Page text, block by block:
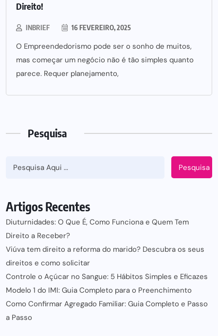
Direito!
INBRIEF 16 FEVEREIRO, 2025
O Empreendedorismo pode ser o sonho de muitos,
mas começar um negócio não é tão simples quanto
parece. Requer planejamento,
Pesquisa
Pesquisa
Artigos Recentes
Diuturnidades: O Que É, Como Funciona e Quem Tem
Direito a Receber?
Viúva tem direito a reforma do marido? Descubra os seus
direitos e como solicitar
Controle o Açúcar no Sangue: 5 Hábitos Simples e Eficazes
Modelo 1 do IMI: Guia Completo para o Preenchimento
Como Confirmar Agregado Familiar: Guia Completo e Passo
a Passo